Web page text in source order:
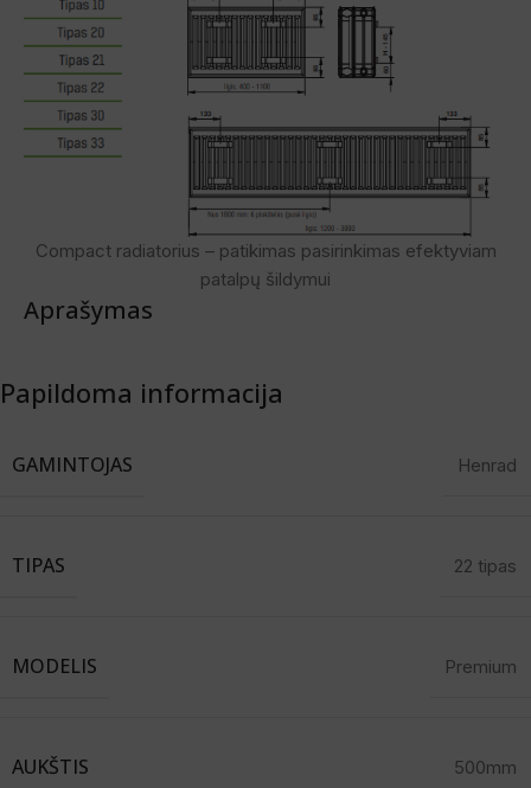
Compact radiatorius – patikimas pasirinkimas efektyviam
patalpų šildymui
Aprašymas
Papildoma informacija
GAMINTOJAS Henrad
TIPAS 22 tipas
MODELIS Premium
AUKŠTIS 500mm